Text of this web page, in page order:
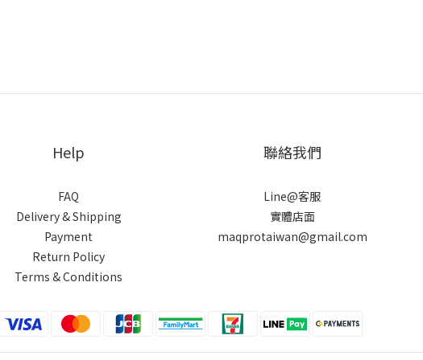
Help
FAQ
Delivery & Shipping
Payment
Return Policy
Terms & Conditions
聯絡我們
Line@客服
實體店面
maqprotaiwan@gmail.com